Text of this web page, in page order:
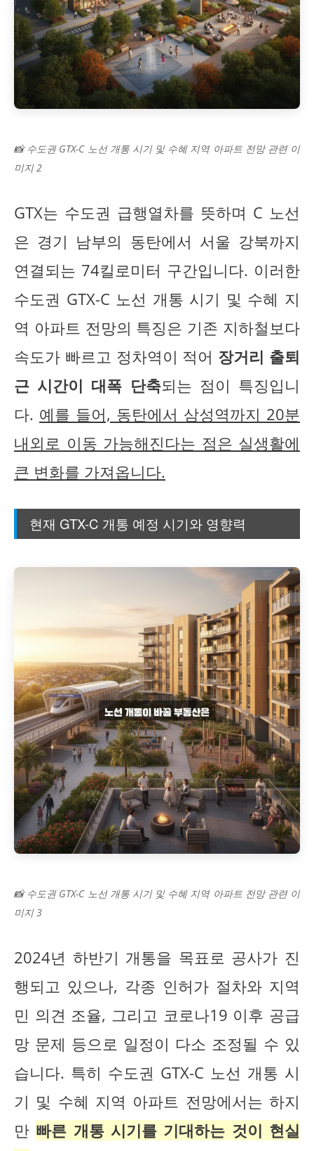
📸 수도권 GTX-C 노선 개통 시기 및 수혜 지역 아파트 전망 관련 이
미지 2
GTX는 수도권 급행열차를 뜻하며 C 노선
은 경기 남부의 동탄에서 서울 강북까지
연결되는 74킬로미터 구간입니다. 이러한
수도권 GTX-C 노선 개통 시기 및 수혜 지
역 아파트 전망의 특징은 기존 지하철보다
속도가 빠르고 정차역이 적어 장거리 출퇴
근 시간이 대폭 단축되는 점이 특징입니
다. 예를 들어, 동탄에서 삼성역까지 20분
내외로 이동 가능해진다는 점은 실생활에
큰 변화를 가져옵니다.
현재 GTX-C 개통 예정 시기와 영향력
📸 수도권 GTX-C 노선 개통 시기 및 수혜 지역 아파트 전망 관련 이
미지 3
2024년 하반기 개통을 목표로 공사가 진
행되고 있으나, 각종 인허가 절차와 지역
민 의견 조율, 그리고 코로나19 이후 공급
망 문제 등으로 일정이 다소 조정될 수 있
습니다. 특히 수도권 GTX-C 노선 개통 시
기 및 수혜 지역 아파트 전망에서는 하지
만 빠른 개통 시기를 기대하는 것이 현실